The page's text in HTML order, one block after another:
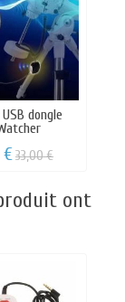
dongle
€33,00 €
ont